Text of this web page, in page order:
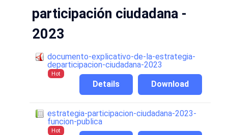
participación ciudadana -
2023
documento-explicativo-de-la-estrategia-
departicipacion-ciudadana-2023
Hot
Download
Details
estrategia-participacion-ciudadana-2023-
funcion-publica
Hot